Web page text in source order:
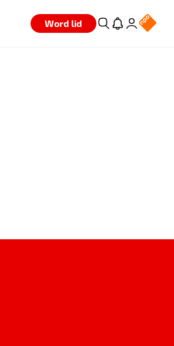
Word lid